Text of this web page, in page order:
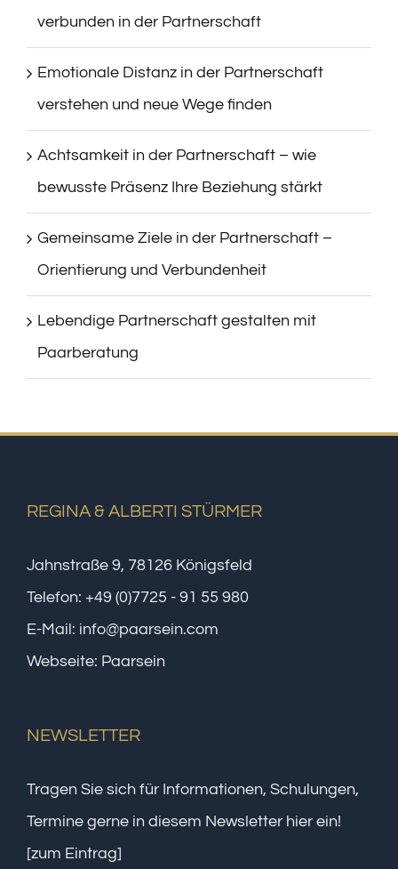
verbunden in der Partnerschaft
Emotionale Distanz in der Partnerschaft
verstehen und neue Wege finden
Achtsamkeit in der Partnerschaft – wie
bewusste Präsenz Ihre Beziehung stärkt
Gemeinsame Ziele in der Partnerschaft –
Orientierung und Verbundenheit
Lebendige Partnerschaft gestalten mit
Paarberatung
REGINA & ALBERTI STÜRMER
Jahnstraße 9, 78126 Königsfeld
Telefon: +49 (0)7725 - 91 55 980
E-Mail: info@paarsein.com
Webseite: Paarsein
NEWSLETTER
Tragen Sie sich für Informationen, Schulungen,
Termine gerne in diesem Newsletter hier ein!
[zum Eintrag]